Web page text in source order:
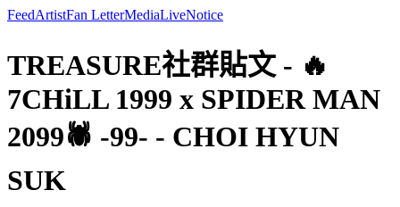
FeedArtistFan LetterMediaLiveNotice
TREASURE社群貼文 - 🔥
7CHiLL 1999 x SPIDER MAN
2099🕷️ -99- - CHOI HYUN
SUK